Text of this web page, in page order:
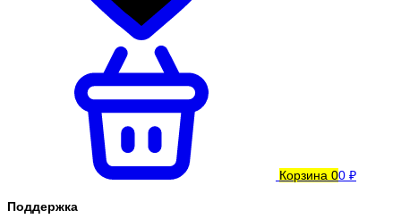
Корзина 00 ₽
Поддержка